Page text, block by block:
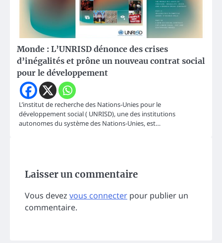
Monde : L’UNRISD dénonce des crises
d’inégalités et prône un nouveau contrat social
pour le développement
L’institut de recherche des Nations-Unies pour le
développement social ( UNRISD), une des institutions
autonomes du système des Nations-Unies, est…
Laisser un commentaire
Vous devez vous connecter pour publier un
commentaire.